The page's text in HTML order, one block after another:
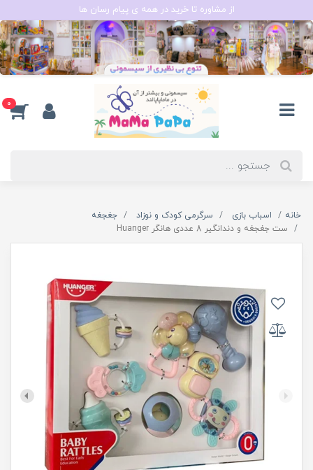
از مشاوره تا خرید در همه ی پیام رسان ها
0
خانه اسباب بازی سرگرمی کودک و نوزاد
جغجغه
ست جغجغه و دندانگیر 8 عددی هانگر Huanger